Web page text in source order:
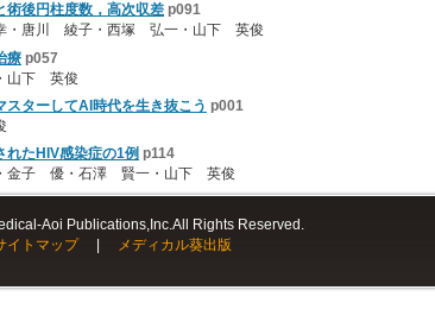
術後円柱度数，高次収差 p091
・唐川 綾子・西塚 弘一・山下 英俊
療 p057
山下 英俊
スターしてAI時代を生き抜こう p001
れたHIV感染症の1例 p114
金子 優・石澤 賢一・山下 英俊
Aoi Publications,Inc.All Rights Reserved.
イトマップ| メディカル葵出版